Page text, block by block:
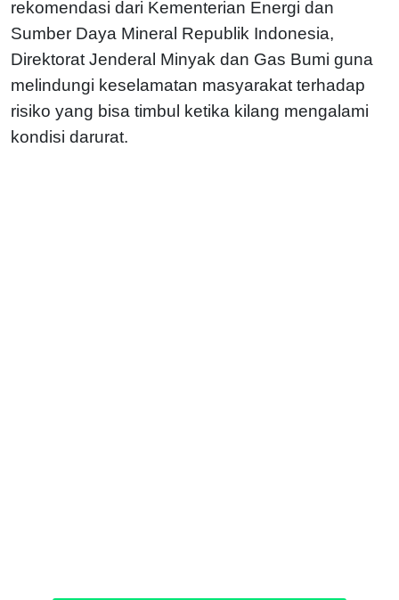
rekomendasi dari Kementerian Energi dan
Sumber Daya Mineral Republik Indonesia,
Direktorat Jenderal Minyak dan Gas Bumi guna
melindungi keselamatan masyarakat terhadap
risiko yang bisa timbul ketika kilang mengalami
kondisi darurat.